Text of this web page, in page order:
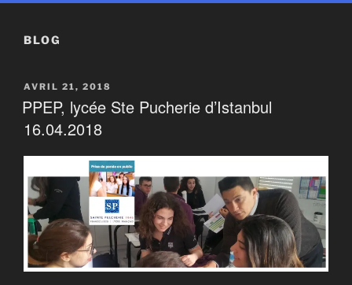
BLOG
PUBLIÉ
LE
AVRIL 21, 2018
PPEP, lycée Ste Pucherie d’Istanbul
16.04.2018